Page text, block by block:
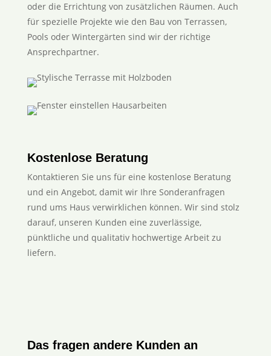
oder die Errichtung von zusätzlichen Räumen. Auch
für spezielle Projekte wie den Bau von Terrassen,
Pools oder Wintergärten sind wir der richtige
Ansprechpartner.
Kostenlose Beratung
Kontaktieren Sie uns für eine kostenlose Beratung
und ein Angebot, damit wir Ihre Sonderanfragen
rund ums Haus verwirklichen können. Wir sind stolz
darauf, unseren Kunden eine zuverlässige,
pünktliche und qualitativ hochwertige Arbeit zu
liefern.
Das fragen andere Kunden an